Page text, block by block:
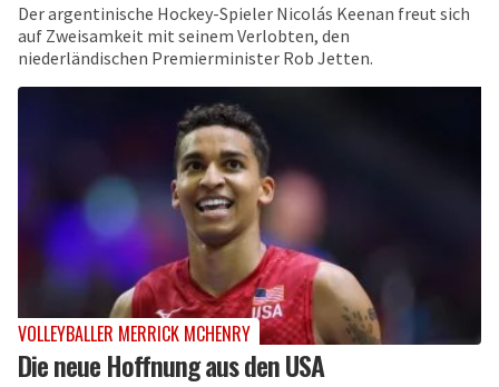
Der argentinische Hockey-Spieler Nicolás Keenan freut sich
auf Zweisamkeit mit seinem Verlobten, den
niederländischen Premierminister Rob Jetten.
VOLLEYBALLER MERRICK MCHENRY
Die neue Hoffnung aus den USA